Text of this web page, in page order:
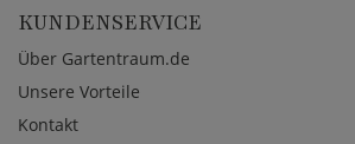
KUNDENSERVICE
Über Gartentraum.de
Unsere Vorteile
Kontakt